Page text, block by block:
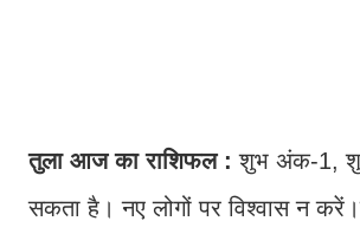
तुला आज का राशिफल :शुभ अंक-1, शुभ
सकता है। नए लोगों पर विश्वास न